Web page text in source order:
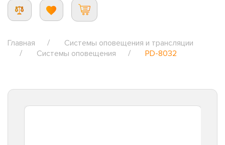
Главная
Системы оповещения и трансляции
Системы оповещения
PD-8032